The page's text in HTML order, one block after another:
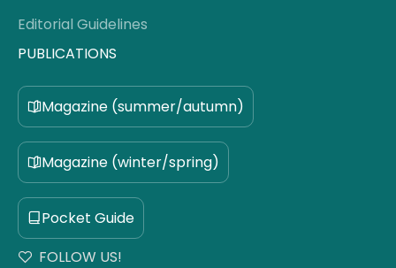
Editorial Guidelines
PUBLICATIONS
Magazine (summer/autumn)
Magazine (winter/spring)
Pocket Guide
FOLLOW US!